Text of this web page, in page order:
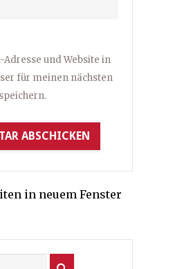
Adresse und Website in
für meinen nächsten
in neuem Fenster